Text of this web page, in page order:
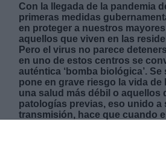
Con la llegada de la pandemia
primeras medidas
en proteger a nuestros
aquellos que viven en las
Pero el virus no parece
en uno de estos centros se
auténtica ‘bomba biológica’.
pone en grave riesgo la vida de
una salud más débil o aquellos
patologías previas, eso unido a
transmisión, hace que cuando